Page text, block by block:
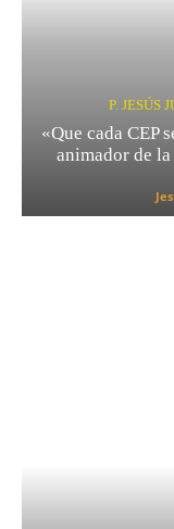
P. JESÚS
«Que cada CEP
animador de la